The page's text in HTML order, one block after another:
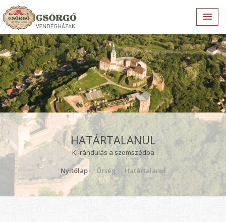
HATÁRTALANUL
Ki-rándulás a szomszédba
Nyitólap
Őrség Határtalanul